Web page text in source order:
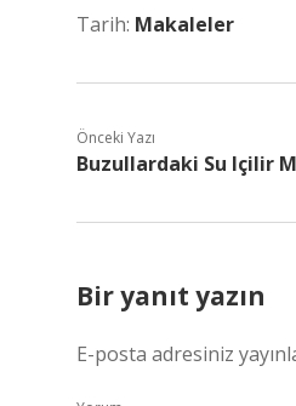
Tarih: Makaleler
Önceki Yazı
Buzullardaki Su Içilir
Bir yanıt yazın
E-posta adresiniz